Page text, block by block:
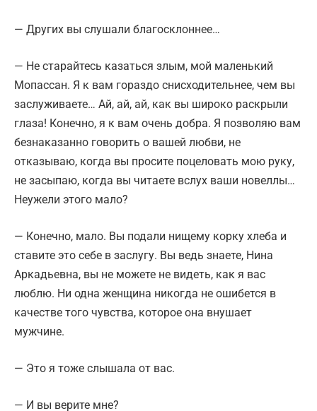
— Других вы слушали благосклоннее…
— Не старайтесь казаться злым, мой маленький
Мопассан. Я к вам гораздо снисходительнее, чем вы
заслуживаете… Ай, ай, ай, как вы широко раскрыли
глаза! Конечно, я к вам очень добра. Я позволяю вам
безнаказанно говорить о вашей любви, не
отказываю, когда вы просите поцеловать мою руку,
не засыпаю, когда вы читаете вслух ваши новеллы…
Неужели этого мало?
— Конечно, мало. Вы подали нищему корку хлеба и
ставите это себе в заслугу. Вы ведь знаете, Нина
Аркадьевна, вы не можете не видеть, как я вас
люблю. Ни одна женщина никогда не ошибется в
качестве того чувства, которое она внушает
мужчине.
— Это я тоже слышала от вас.
— И вы верите мне?